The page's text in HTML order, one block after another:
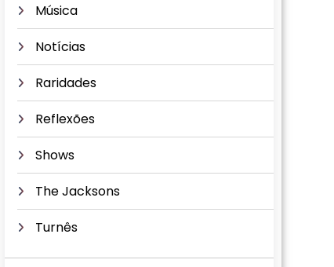
Música
Notícias
Raridades
Reflexões
Shows
The Jacksons
Turnês